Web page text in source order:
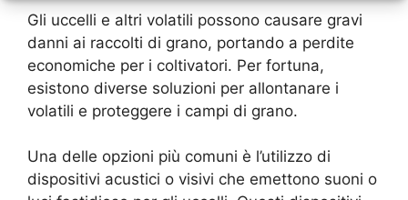
Gli uccelli e altri volatili possono causare gravi
danni ai raccolti di grano, portando a perdite
economiche per i coltivatori. Per fortuna,
esistono diverse soluzioni per allontanare i
volatili e proteggere i campi di grano.
Una delle opzioni più comuni è l’utilizzo di
dispositivi acustici o visivi che emettono suoni o